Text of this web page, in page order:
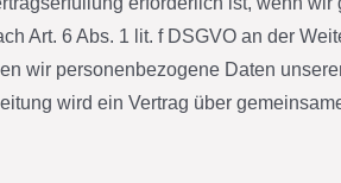
Art. 6 Abs. 1 lit. f DSGVO an der
wir personenbezogene Daten
wird ein Vertrag über